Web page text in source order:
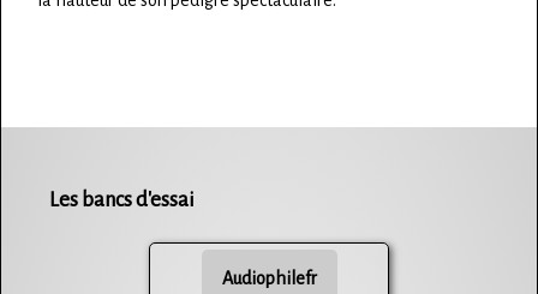
Les bancs d'essai
Audiophilefr